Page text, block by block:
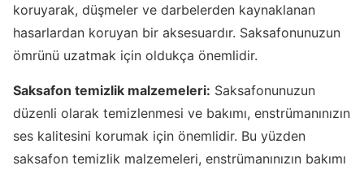
koruyarak, düşmeler ve darbelerden kaynaklanan
hasarlardan koruyan bir aksesuardır. Saksafonunuzun
ömrünü uzatmak için oldukça önemlidir.
Saksafon temizlik malzemeleri: Saksafonunuzun
düzenli olarak temizlenmesi ve bakımı, enstrümanınızın
ses kalitesini korumak için önemlidir. Bu yüzden
saksafon temizlik malzemeleri, enstrümanınızın bakımı